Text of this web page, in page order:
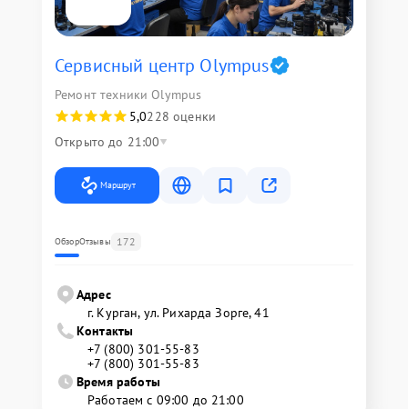
Сервисный центр Olympus
Ремонт техники Olympus
5,0228 оценки
Открыто до 21:00
Маршрут
ОбзорОтзывы 172
Адрес
г. Курган, ул. Рихарда Зорге, 41
Контакты
+7 (800) 301-55-83
+7 (800) 301-55-83
Время работы
Работаем с 09:00 до 21:00